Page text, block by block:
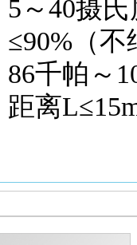
5～40摄氏
≤90%（不
86千帕～
距离